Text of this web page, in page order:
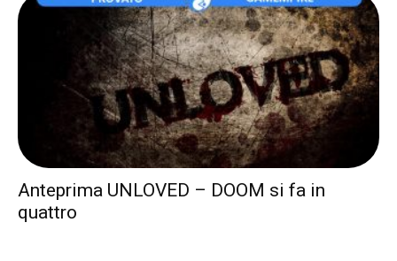
Anteprima UNLOVED – DOOM si fa in
quattro